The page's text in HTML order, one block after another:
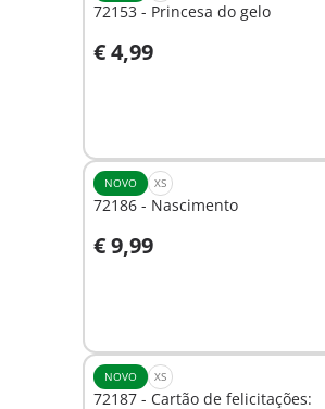
72153 - Princesa do gelo
€ 4,99
Ao carrinho
NOVO XS
72186 - Nascimento
€ 9,99
Ao carrinho
NOVO XS
72187 - Cartão de felicitações: